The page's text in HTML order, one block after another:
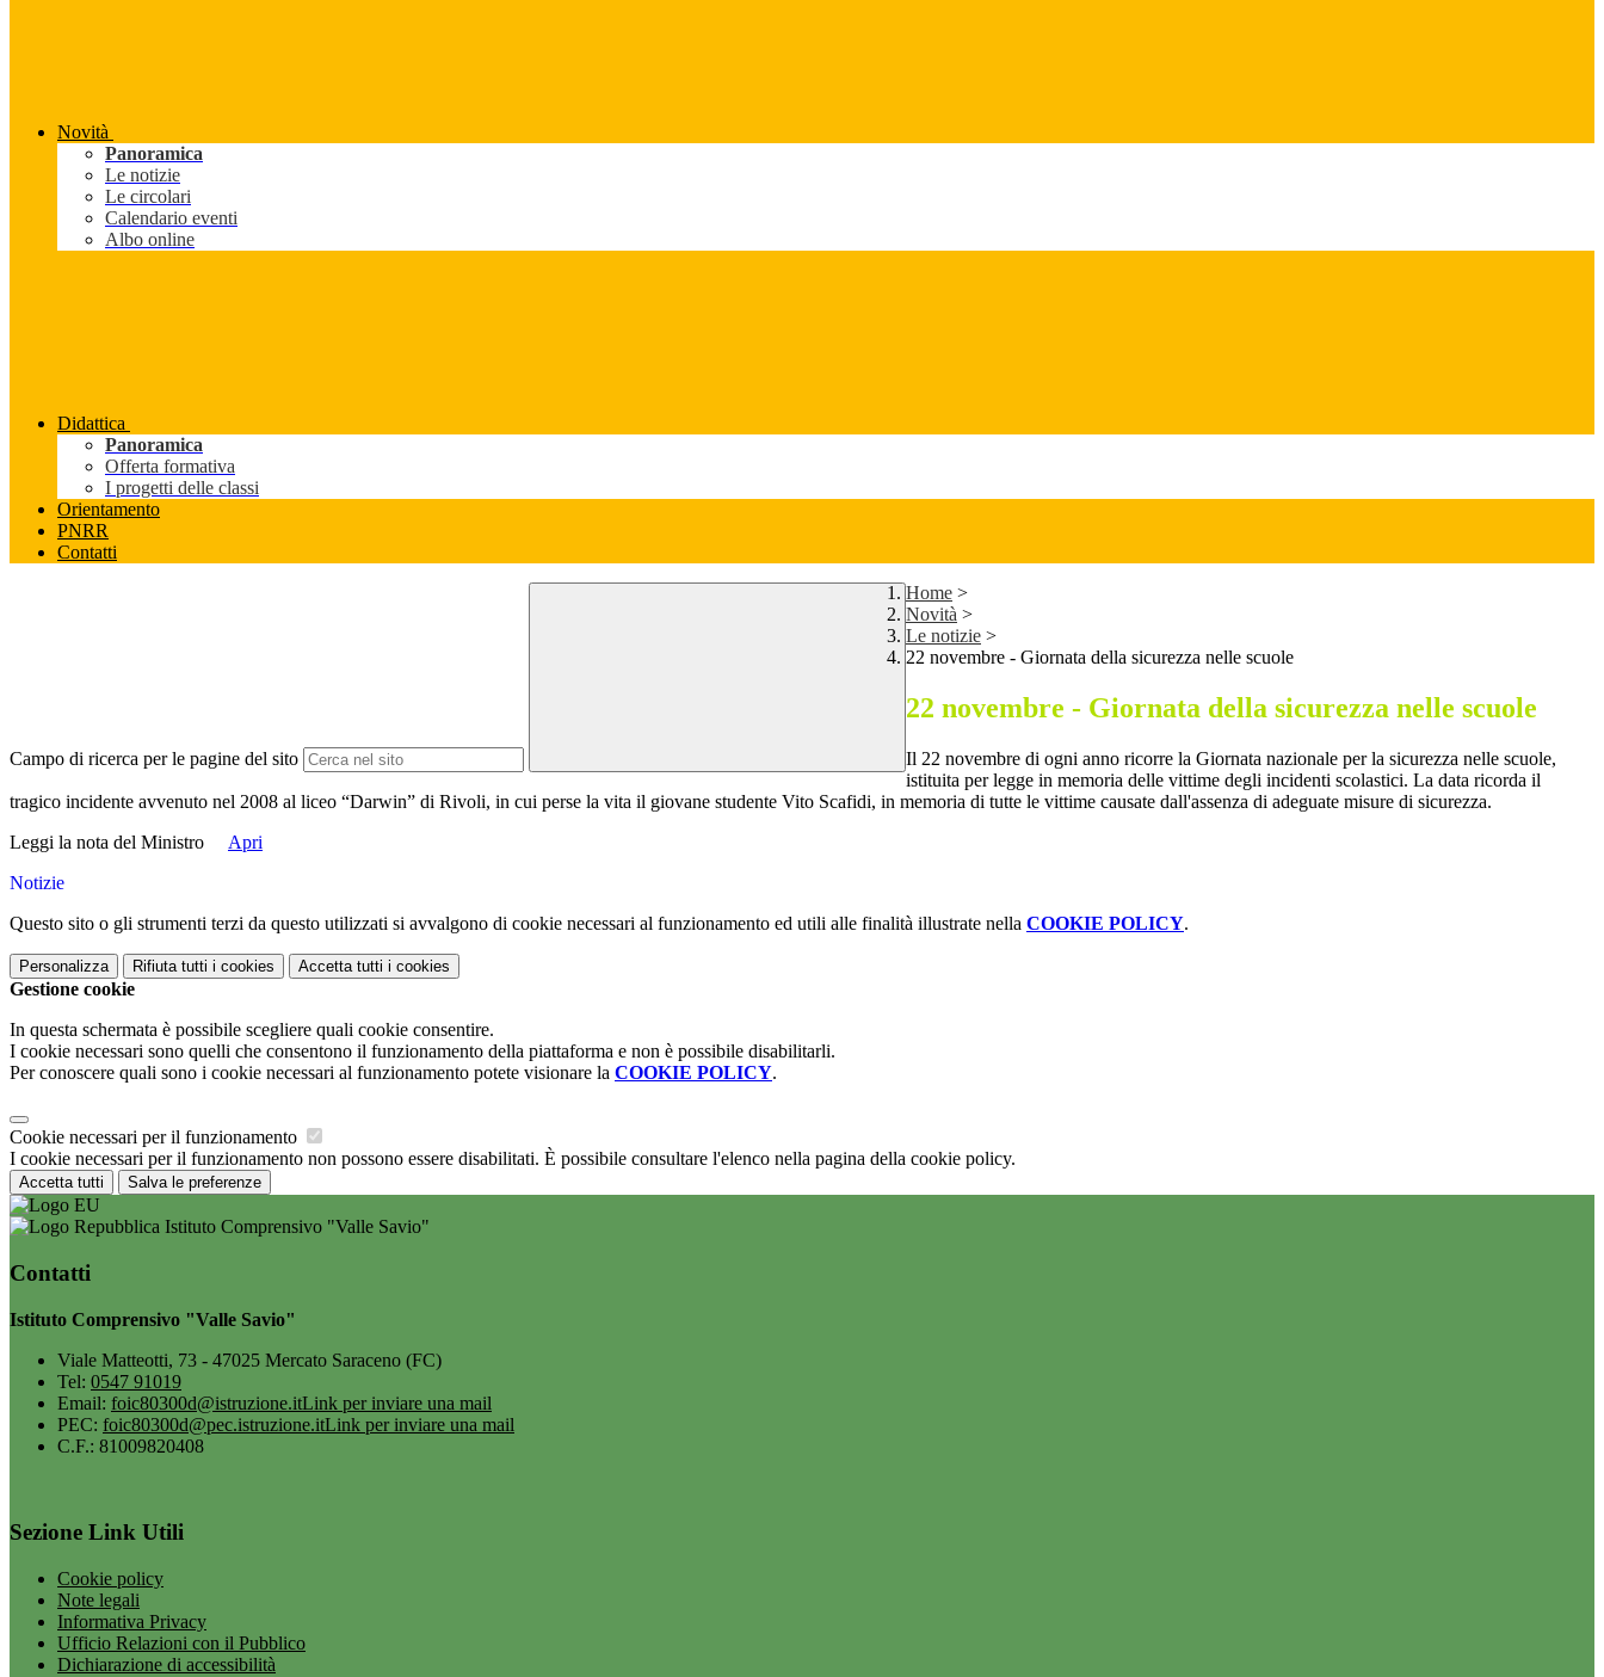
Novità
Panoramica
Le notizie
Le circolari
Calendario eventi
Albo online
Didattica
Panoramica
Offerta formativa
I progetti delle classi
Orientamento
PNRR
Contatti
Campo di ricerca per le pagine del sito
Home >
Novità >
Le notizie >
22 novembre - Giornata della sicurezza nelle scuole
22 novembre - Giornata della sicurezza nelle scuole
Il 22 novembre di ogni anno ricorre la Giornata nazionale per la sicurezza nelle scuole,
istituita per legge in memoria delle vittime degli incidenti scolastici. La data ricorda il
tragico incidente avvenuto nel 2008 al liceo “Darwin” di Rivoli, in cui perse la vita il giovane studente Vito Scafidi, in memoria di tutte le vittime causate dall'assenza di adeguate misure di sicurezza.
Leggi la nota del Ministro Apri
Notizie
Questo sito o gli strumenti terzi da questo utilizzati si avvalgono di cookie necessari al funzionamento ed utili alle finalità illustrate nella COOKIE POLICY.
Personalizza Rifiuta tutti i cookies Accetta tutti i cookies
Gestione cookie
In questa schermata è possibile scegliere quali cookie consentire.
I cookie necessari sono quelli che consentono il funzionamento della piattaforma e non è possibile disabilitarli.
Per conoscere quali sono i cookie necessari al funzionamento potete visionare la COOKIE POLICY.
Cookie necessari per il funzionamento
I cookie necessari per il funzionamento non possono essere disabilitati. È possibile consultare l'elenco nella pagina della cookie policy.
Accetta tutti Salva le preferenze
Istituto Comprensivo "Valle Savio"
Contatti
Istituto Comprensivo "Valle Savio"
Viale Matteotti, 73 - 47025 Mercato Saraceno (FC)
Tel: 0547 91019
Email: foic80300d@istruzione.itLink per inviare una mail
PEC: foic80300d@pec.istruzione.itLink per inviare una mail
C.F.: 81009820408
Sezione Link Utili
Cookie policy
Note legali
Informativa Privacy
Ufficio Relazioni con il Pubblico
Dichiarazione di accessibilità